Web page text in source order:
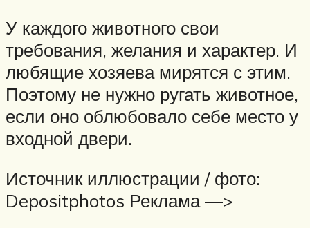
У каждого животного свои
требования, желания и характер. И
любящие хозяева мирятся с этим.
Поэтому не нужно ругать животное,
если оно облюбовало себе место у
входной двери.
Источник иллюстрации / фото:
Depositphotos Реклама —>